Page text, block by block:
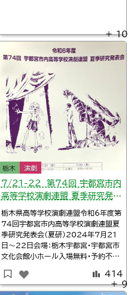
等学校演劇祭（
栃木 演劇
7/21-22 第74回 宇都宮市内
高等学校演劇連盟 夏季研究発表
会
栃木県高等学校演劇連盟令和6年度第
74回宇都宮市内高等学校演劇連盟夏
季研究発表会（夏研）2024年7月21
日～22日会場：栃木宇都宮・宇都宮市
文化会館小ホール入場無料・予約不要
@uchuohdramaclubTwitter/宇
都宮女子高校演劇部@ujk_dramaT
414
＋ 10
＋ 9